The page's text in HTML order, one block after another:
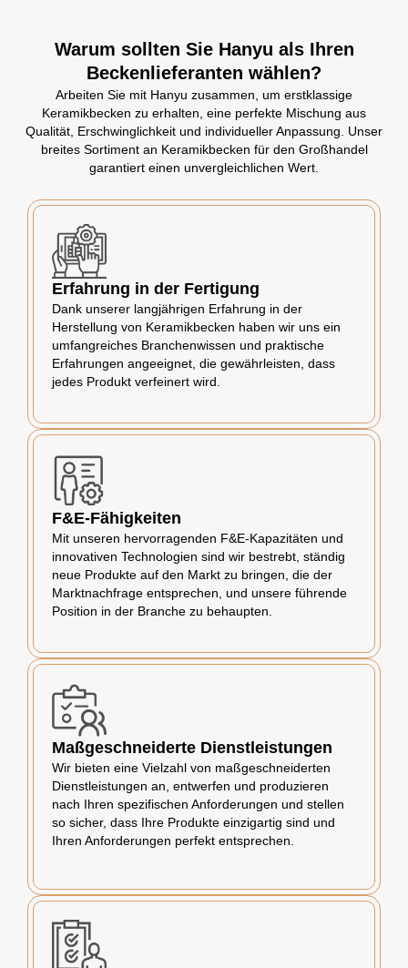
Warum sollten Sie Hanyu als Ihren
Beckenlieferanten wählen?
Arbeiten Sie mit Hanyu zusammen, um erstklassige
Keramikbecken zu erhalten, eine perfekte Mischung aus
Qualität, Erschwinglichkeit und individueller Anpassung. Unser
breites Sortiment an Keramikbecken für den Großhandel
garantiert einen unvergleichlichen Wert.
Erfahrung in der Fertigung
Dank unserer langjährigen Erfahrung in der
Herstellung von Keramikbecken haben wir uns ein
umfangreiches Branchenwissen und praktische
Erfahrungen angeeignet, die gewährleisten, dass
jedes Produkt verfeinert wird.
F&E-Fähigkeiten
Mit unseren hervorragenden F&E-Kapazitäten und
innovativen Technologien sind wir bestrebt, ständig
neue Produkte auf den Markt zu bringen, die der
Marktnachfrage entsprechen, und unsere führende
Position in der Branche zu behaupten.
Maßgeschneiderte Dienstleistungen
Wir bieten eine Vielzahl von maßgeschneiderten
Dienstleistungen an, entwerfen und produzieren
nach Ihren spezifischen Anforderungen und stellen
so sicher, dass Ihre Produkte einzigartig sind und
Ihren Anforderungen perfekt entsprechen.